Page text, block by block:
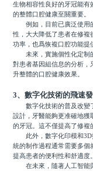
生物相容性良好的牙冠能有
的整體口腔健康至關重要。
例如，目前已廣泛使用的
性，大大降低了患者在修複
功率，也爲恢複口腔功能提
未來，實施個性化定制的
對患者基因組信息的分析，
升整體的口腔健康效果。
3、數字化技術的飛速
數字化技術的普及改變了
設計，牙醫能夠更准確地獲
的牙冠。這不僅提高了修複
此外，數字化印模和3D
統的制作過程通常需要多個
提高患者的便利性和舒適度。
在未來，隨著人工智能與